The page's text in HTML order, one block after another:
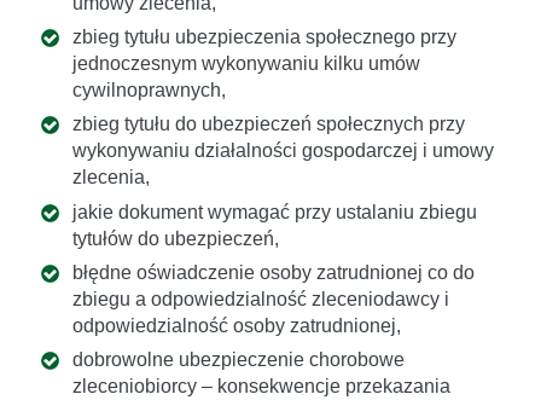
zbieg tytułu ubezpieczenia społecznego przy
jednoczesnym wykonywaniu kilku umów
cywilnoprawnych,
zbieg tytułu do ubezpieczeń społecznych przy
wykonywaniu działalności gospodarczej i umowy
zlecenia,
jakie dokument wymagać przy ustalaniu zbiegu
tytułów do ubezpieczeń,
błędne oświadczenie osoby zatrudnionej co do
zbiegu a odpowiedzialność zleceniodawcy i
odpowiedzialność osoby zatrudnionej,
dobrowolne ubezpieczenie chorobowe
zleceniobiorcy – konsekwencje przekazania